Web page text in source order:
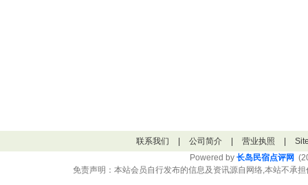
联系我们 公司简介 营业执照
Powered by 长岛民宿点评网
免责声明：本站会员自行发布的信息及资讯源自网络,本站不承